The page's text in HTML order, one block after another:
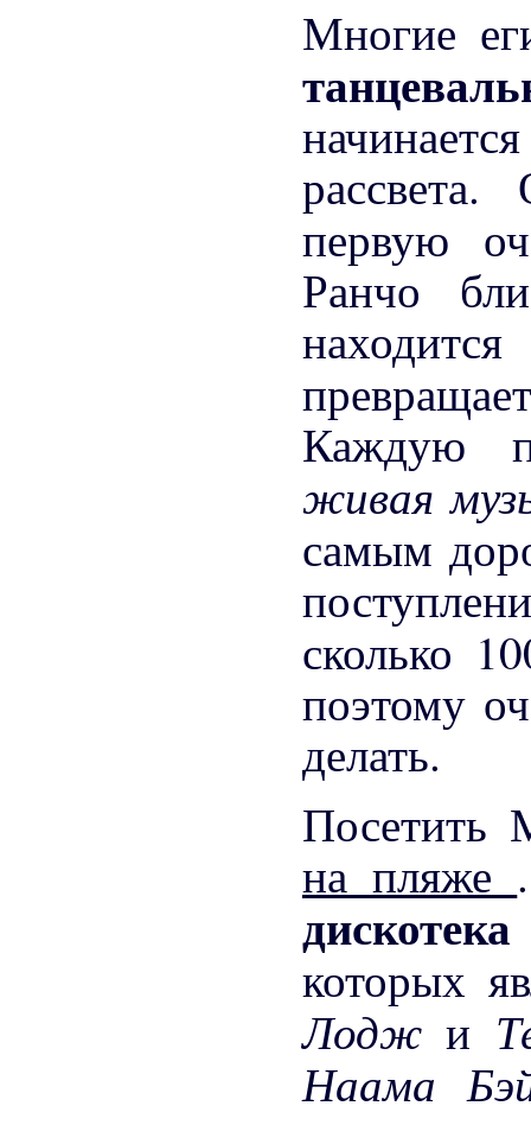
Многие
первую
Ранчо
Каждую
живая
самым
сколько
поэтому
делать.
Посетить
на пляже
которых
Лоджи
Наама